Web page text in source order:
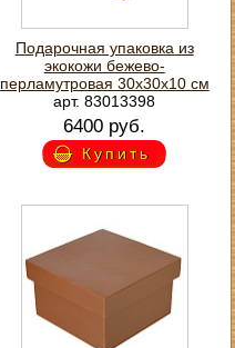
Подарочная упаковка из
экокожи бежево-
перламутровая 30х30х10 см
арт. 83013398
6400 руб.
Купить